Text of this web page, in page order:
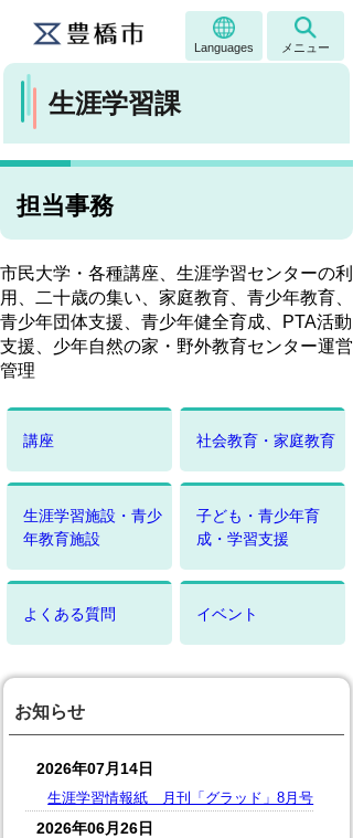
Languages メニュー
生涯学習課
担当事務
市民大学・各種講座、生涯学習センターの利
用、二十歳の集い、家庭教育、青少年教育、
青少年団体支援、青少年健全育成、PTA活動
支援、少年自然の家・野外教育センター運営
管理
講座 社会教育・家庭教育
生涯学習施設・青少
年教育施設
子ども・青少年育
成・学習支援
よくある質問 イベント
お知らせ
2026年07月14日
生涯学習情報紙 月刊「グラッド」8月号
2026年06月26日